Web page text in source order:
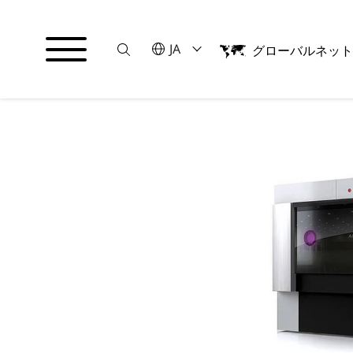
Suche言語を選択してください
JA
English
グローバルネッ